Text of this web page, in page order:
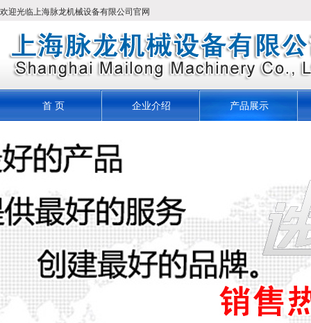
欢迎光临上海脉龙机械设备有限公司官网
首 页 企业介绍 产品展示